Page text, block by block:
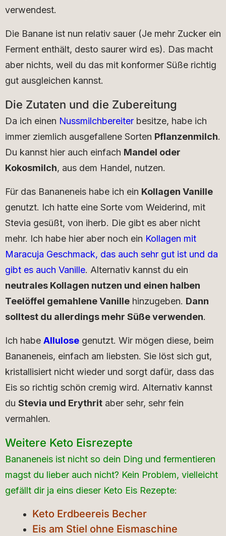
verwendest.
Die Banane ist nun relativ sauer (Je mehr Zucker ein
Ferment enthält, desto saurer wird es). Das macht
aber nichts, weil du das mit konformer Süße richtig
gut ausgleichen kannst.
Die Zutaten und die Zubereitung
Da ich einen Nussmilchbereiter besitze, habe ich
immer ziemlich ausgefallene Sorten Pflanzenmilch.
Du kannst hier auch einfach Mandel oder
Kokosmilch, aus dem Handel, nutzen.
Für das Bananeneis habe ich ein Kollagen Vanille
genutzt. Ich hatte eine Sorte vom Weiderind, mit
Stevia gesüßt, von iherb. Die gibt es aber nicht
mehr. Ich habe hier aber noch ein Kollagen mit
Maracuja Geschmack, das auch sehr gut ist und da
gibt es auch Vanille. Alternativ kannst du ein
neutrales Kollagen nutzen und einen halben
Teelöffel gemahlene Vanille hinzugeben. Dann
solltest du allerdings mehr Süße verwenden.
Ich habe Allulose genutzt. Wir mögen diese, beim
Bananeneis, einfach am liebsten. Sie löst sich gut,
kristallisiert nicht wieder und sorgt dafür, dass das
Eis so richtig schön cremig wird. Alternativ kannst
du Stevia und Erythrit aber sehr, sehr fein
vermahlen.
Weitere Keto Eisrezepte
Bananeneis ist nicht so dein Ding und fermentieren
magst du lieber auch nicht? Kein Problem, vielleicht
gefällt dir ja eins dieser Keto Eis Rezepte:
Keto Erdbeereis Becher
Eis am Stiel ohne Eismaschine